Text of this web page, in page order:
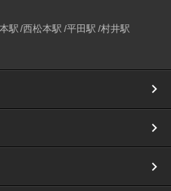
駅 西松本駅 平田駅 村井駅